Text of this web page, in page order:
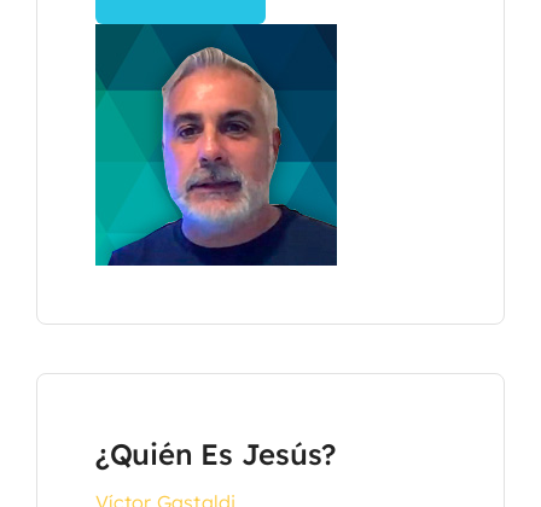
¿Quién Es Jesús?
Víctor Gastaldi